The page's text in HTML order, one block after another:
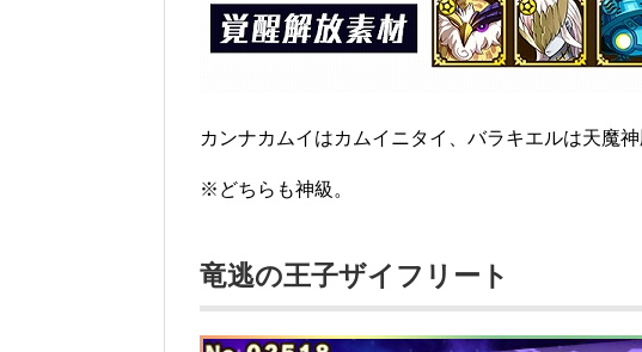
カンナカムイはカムイニタイ、バラキエルは天魔神
※どちらも神級。
竜逃の王子ザイフリート